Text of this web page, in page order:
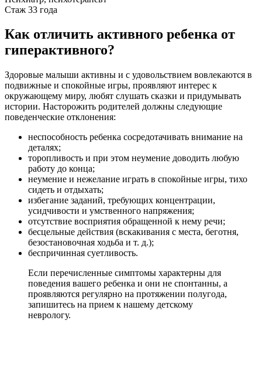
Стаж 33 года
Как отличить активного ребенка от
гиперактивного?
Здоровые малыши активны и с удовольствием вовлекаются в
подвижные и спокойные игры, проявляют интерес к
окружающему миру, любят слушать сказки и придумывать
истории. Насторожить родителей должны следующие
поведенческие отклонения:
неспособность ребенка сосредотачивать внимание на
деталях;
торопливость и при этом неумение доводить любую
работу до конца;
неумение и нежелание играть в спокойные игры, тихо
сидеть и отдыхать;
избегание заданий, требующих концентрации,
усидчивости и умственного напряжения;
отсутствие восприятия обращенной к нему речи;
бесцельные действия (вскакивания с места, беготня,
безостановочная ходьба и т. д.);
беспричинная суетливость.
Если перечисленные симптомы характерны для
поведения вашего ребенка и они не спонтанны, а
проявляются регулярно на протяжении полугода,
запишитесь на прием к нашему детскому
неврологу.